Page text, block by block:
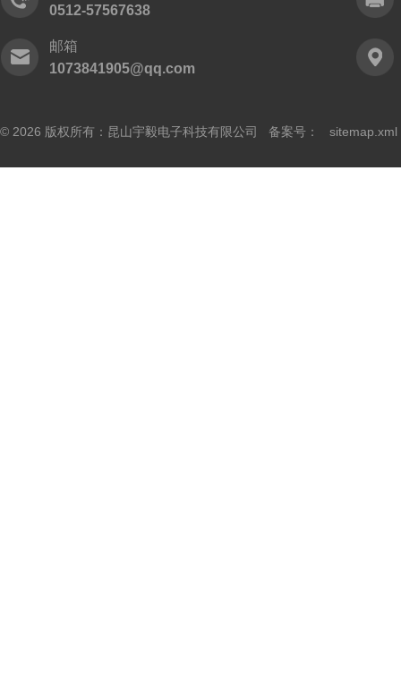
0512-57567638
邮箱
1073841905@qq.com
© 2026 版权所有：昆山宇毅电子科技有限公司 备案号： sitemap.xml